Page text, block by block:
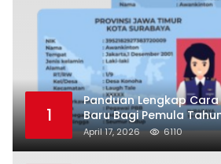
1
Panduan Lengkap Cara
Baru Bagi Pemula
April 17, 2026 6110